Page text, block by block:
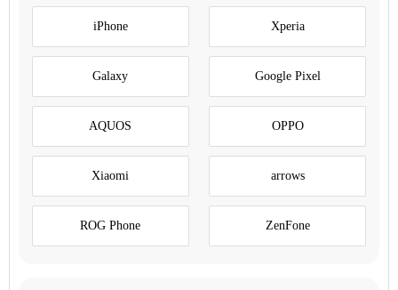
iPhone Xperia
Galaxy Google Pixel
AQUOS OPPO
Xiaomi arrows
ROG Phone ZenFone